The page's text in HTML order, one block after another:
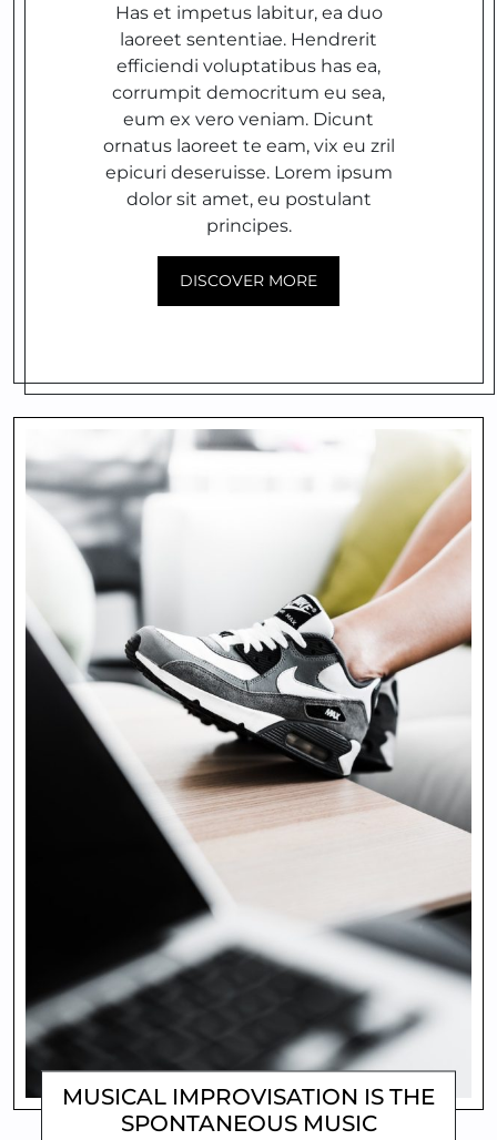
Has et impetus labitur, ea duo
laoreet sententiae. Hendrerit
efficiendi voluptatibus has ea,
corrumpit democritum eu sea,
eum ex vero veniam. Dicunt
ornatus laoreet te eam, vix eu zril
epicuri deseruisse. Lorem ipsum
dolor sit amet, eu postulant
principes.
DISCOVER MORE
MUSICAL IMPROVISATION IS THE
SPONTANEOUS MUSIC
MATTHEW